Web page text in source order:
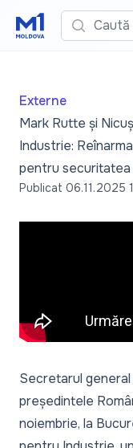
Caută
Externe
Mark Rutte și
Industrie:
pentru securitatea
Publicat 06.11.2025
Secretarul general
președintele
noiembrie, la